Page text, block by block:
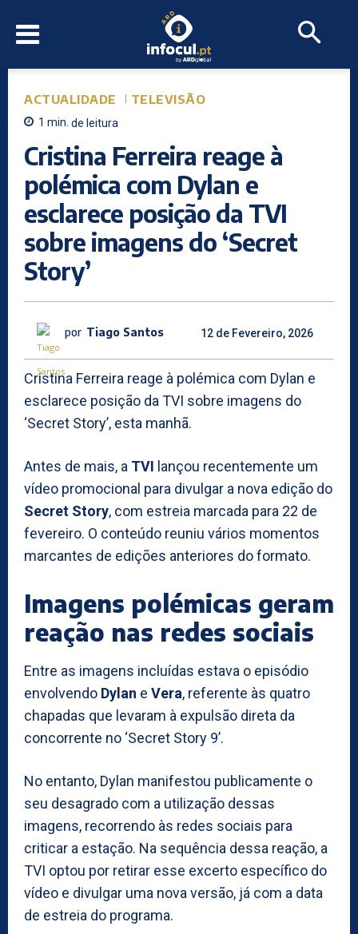
ACTUALIDADE TELEVISÃO
1 min. de leitura
Cristina Ferreira reage à
polémica com Dylan e
esclarece posição da TVI
sobre imagens do ‘Secret
Story’
por Tiago Santos 12 de Fevereiro, 2026
Cristina Ferreira reage à polémica com Dylan e
esclarece posição da TVI sobre imagens do
‘Secret Story’, esta manhã.
Antes de mais, a TVI lançou recentemente um
vídeo promocional para divulgar a nova edição do
Secret Story, com estreia marcada para 22 de
fevereiro. O conteúdo reuniu vários momentos
marcantes de edições anteriores do formato.
Imagens polémicas geram
reação nas redes sociais
Entre as imagens incluídas estava o episódio
envolvendo Dylan e Vera, referente às quatro
chapadas que levaram à expulsão direta da
concorrente no ‘Secret Story 9’.
No entanto, Dylan manifestou publicamente o
seu desagrado com a utilização dessas
imagens, recorrendo às redes sociais para
criticar a estação. Na sequência dessa reação, a
TVI optou por retirar esse excerto específico do
vídeo e divulgar uma nova versão, já com a data
de estreia do programa.